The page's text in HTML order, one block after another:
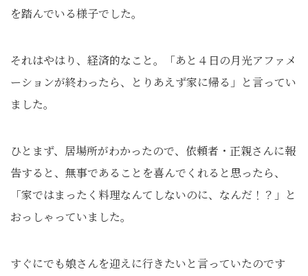
を踏んでいる様子でした。
それはやはり、経済的なこと。「あと４日の月光アファメ
ーションが終わったら、とりあえず家に帰る」と言ってい
ました。
ひとまず、居場所がわかったので、依頼者・正親さんに報
告すると、無事であることを喜んでくれると思ったら、
「家ではまったく料理なんてしないのに、なんだ！？」と
おっしゃっていました。
すぐにでも娘さんを迎えに行きたいと言っていたのです